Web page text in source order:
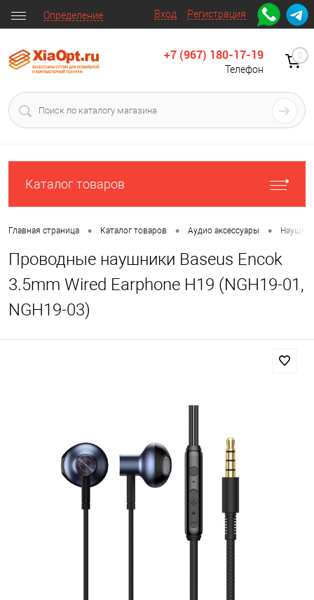
Вход Регистрация
Определение
+7 (967) 180-17-19
Телефон
0
Каталог товаров
Главная страница • Каталог товаров • Аудио аксессуары •
Проводные наушники Baseus Encok
3.5mm Wired Earphone H19 (NGH19-01,
NGH19-03)